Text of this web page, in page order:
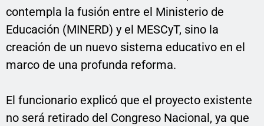
contempla la fusión entre el Ministerio de
Educación (MINERD) y el MESCyT, sino la
creación de un nuevo sistema educativo en el
marco de una profunda reforma.
El funcionario explicó que el proyecto existente
no será retirado del Congreso Nacional, ya que